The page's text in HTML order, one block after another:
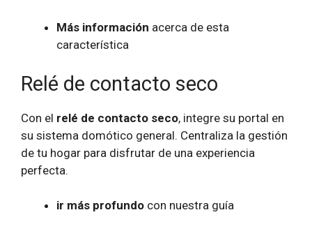
Más información acerca de esta
característica
Relé de contacto seco
Con el relé de contacto seco, integre su portal en
su sistema domótico general. Centraliza la gestión
de tu hogar para disfrutar de una experiencia
perfecta.
ir más profundo con nuestra guía